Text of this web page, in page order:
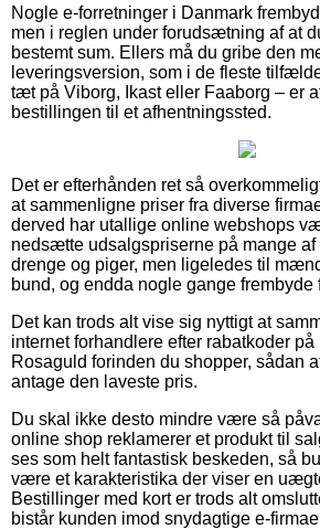
Nogle e-forretninger i Danmark
men i reglen under forudsætning af at
bestemt sum. Ellers må du gribe den
leveringsversion, som i de fleste
tæt på Viborg, Ikast eller Faaborg – er
bestillingen til et afhentningssted.
Det er efterhånden ret så
at sammenligne priser fra diverse
derved har utallige online webshops
nedsætte udsalgspriserne på mange af
drenge og piger, men ligeledes til
bund, og endda nogle gange frembyde
Det kan trods alt vise sig nyttigt at
internet forhandlere efter rabatkoder på
Rosaguld forinden du shopper, sådan
antage den laveste pris.
Du skal ikke desto mindre være så
online shop reklamerer et produkt til
ses som helt fantastisk beskeden, så
være et karakteristika der viser en
Bestillinger med kort er trods alt
bistår kunden imod snydagtige e-